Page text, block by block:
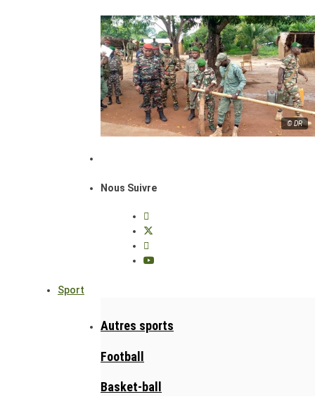
© DR
Nous Suivre
Sport
Autres sports
Football
Basket-ball